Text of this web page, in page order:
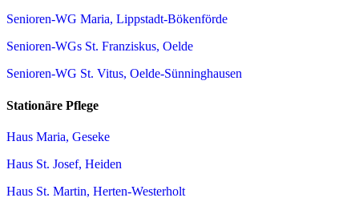
Senioren-WG Maria, Lippstadt-Bökenförde
Senioren-WGs St. Franziskus, Oelde
Senioren-WG St. Vitus, Oelde-Sünninghausen
Stationäre Pflege
Haus Maria, Geseke
Haus St. Josef, Heiden
Haus St. Martin, Herten-Westerholt